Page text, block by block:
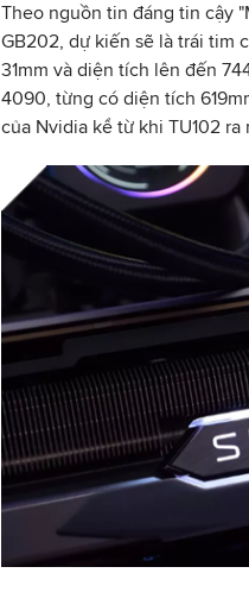
Theo nguồn tin đáng tin cậy
GB202, dự kiến sẽ là trái tim
31mm và diện tích lên đến
4090, từng có diện tích
của Nvidia kể từ khi TU102